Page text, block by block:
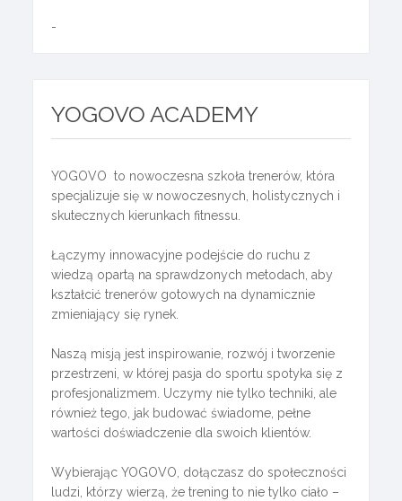
-
YOGOVO ACADEMY
YOGOVO to nowoczesna szkoła trenerów, która
specjalizuje się w nowoczesnych, holistycznych i
skutecznych kierunkach fitnessu.
Łączymy innowacyjne podejście do ruchu z
wiedzą opartą na sprawdzonych metodach, aby
kształcić trenerów gotowych na dynamicznie
zmieniający się rynek.
Naszą misją jest inspirowanie, rozwój i tworzenie
przestrzeni, w której pasja do sportu spotyka się z
profesjonalizmem. Uczymy nie tylko techniki, ale
również tego, jak budować świadome, pełne
wartości doświadczenie dla swoich klientów.
Wybierając YOGOVO, dołączasz do społeczności
ludzi, którzy wierzą, że trening to nie tylko ciało –